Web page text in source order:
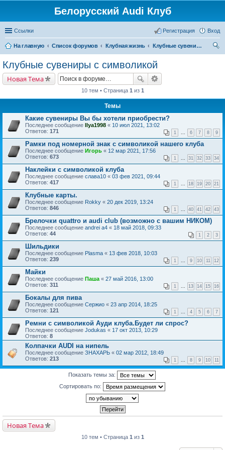
Белорусский Audi Клуб
Ссылки Вход
Регистрация
На главную Список форумов Клубная жизнь
Клубные сувениры с символикой
Клубные сувениры с символикой
Новая Тема
10 тем • Страница 1 из 1
Темы
Какие сувениры Вы бы хотели приобрести?
Последнее сообщение Ilya1998 « 10 июл 2021, 13:02
Ответов: 171 1 ... 6 7 8 9
Рамки под номерной знак с символикой нашего клуба
Последнее сообщение Игорь « 12 мар 2021, 17:56
Ответов: 673 1 ... 31 32 33 34
Наклейки с символикой клуба
Последнее сообщение слава10 « 03 фев 2021, 09:44
Ответов: 417 1 ... 18 19 20 21
Клубные карты.
Последнее сообщение Rokky « 20 дек 2019, 13:24
Ответов: 846 1 ... 40 41 42 43
Брелочки quattro и audi club (возможно с вашим НИКОМ)
Последнее сообщение andrei a4 « 18 май 2018, 09:33
Ответов: 44 1 2 3
Шильдики
Последнее сообщение Plasma « 13 фев 2018, 10:03
Ответов: 239 1 ... 9 10 11 12
Майки
Последнее сообщение Паша « 27 май 2016, 13:00
Ответов: 311 1 ... 13 14 15 16
Бокалы для пива
Последнее сообщение Сержио « 23 апр 2014, 18:25
Ответов: 121 1 ... 4 5 6 7
Ремни с символикой Ауди клуба.Будет ли спрос?
Последнее сообщение Jodukas « 17 окт 2013, 10:29
Ответов: 8
Колпачки AUDI на нипель
Последнее сообщение ЗНАХАРЬ « 02 мар 2012, 18:49
Ответов: 213 1 ... 8 9 10 11
Показать темы за:
Сортировать по:
Новая Тема
10 тем • Страница 1 из 1